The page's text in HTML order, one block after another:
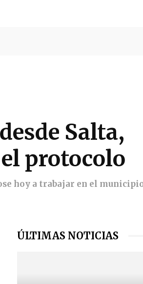
Salta,
protocolo
hoy a trabajar en el
ÚLTIMAS NOTICIAS